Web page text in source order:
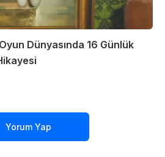
Dünyasında 16 Günlük
Yorum Yap